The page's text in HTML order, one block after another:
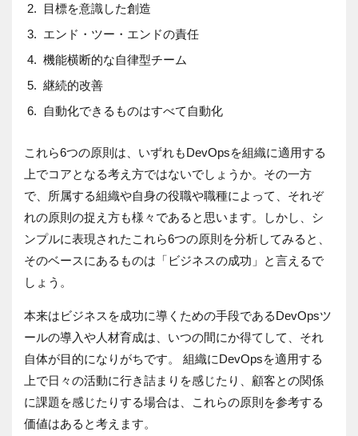
目標を意識した創造
エンド・ツー・エンドの責任
機能横断的な自律型チーム
継続的改善
自動化できるものはすべて自動化
これら6つの原則は、いずれもDevOpsを組織に適用する
上でコアとなる考え方ではないでしょうか。その一方
で、所属する組織や自身の役職や職種によって、それぞ
れの原則の捉え方も様々であると思います。しかし、シ
ンプルに表現されたこれら6つの原則を分析してみると、
そのベースにあるものは「ビジネスの成功」と言えるで
しょう。
本来はビジネスを成功に導くための手段であるDevOpsツ
ールの導入や人材育成は、いつの間にか得てして、それ
自体が目的になりがちです。 組織にDevOpsを適用する
上で日々の活動に行き詰まりを感じたり、顧客との関係
に課題を感じたりする場合は、これらの原則を参考する
価値はあると考えます。